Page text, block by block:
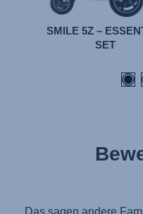
SMILE 5Z –
SET